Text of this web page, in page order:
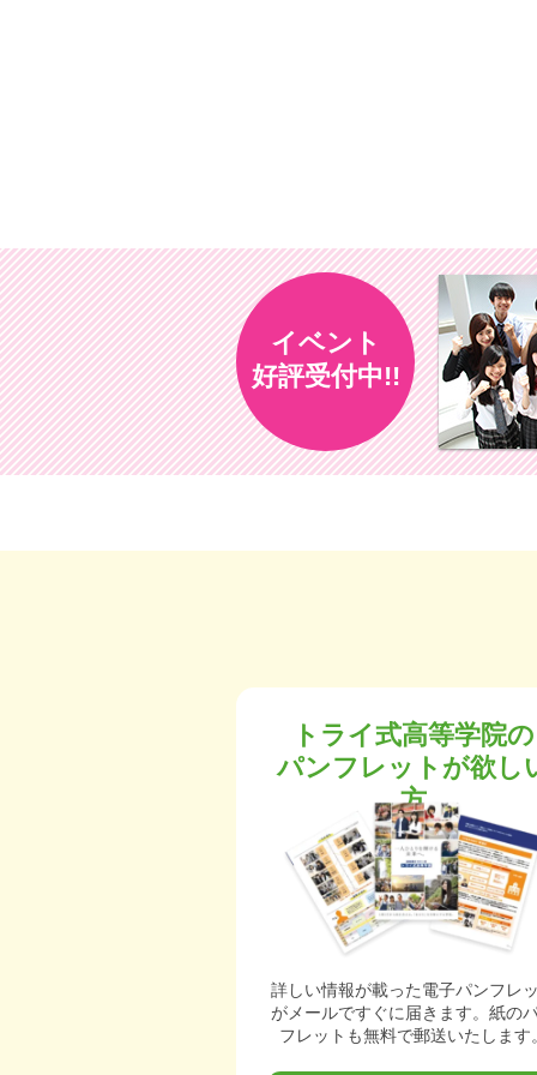
イベント
好評受付中!!
トライ式高等学院の
パンフレットが欲し
方
詳しい情報が載った電子パンフレ
がメールですぐに届きます。紙の
フレットも無料で郵送いたします。